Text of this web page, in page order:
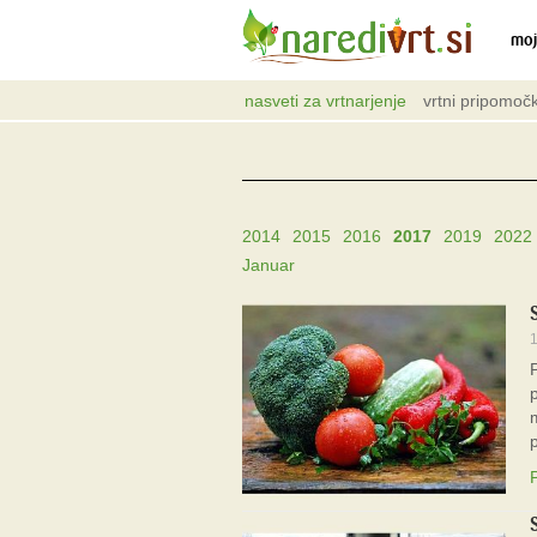
nasveti za vrtnarjenje vrtni
2014 2015 2016 2017 2019
2022
Januar